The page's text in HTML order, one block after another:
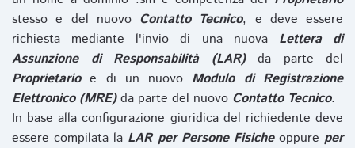
stesso e del nuovo Contatto Tecnico, e deve essere
richiesta mediante l'invio di una nuova Lettera di
Assunzione di Responsabilità (LAR)da parte del
Proprietarioe di un nuovo Modulo di Registrazione
Elettronico (MRE)da parte del nuovo Contatto Tecnico.
In base alla configurazione giuridica del richiedente deve
essere compilata la LAR per Persone Fisicheoppure per